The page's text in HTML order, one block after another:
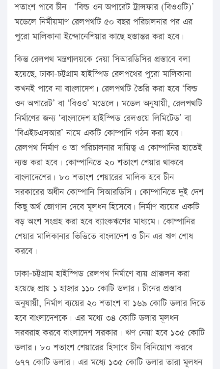
শতাংশ পাবে চীন। ‘বিল্ড ওন অপারেট ট্রান্সফার (বিওওটি)’
মডেলে নির্মীয়মাণ রেলপথটি ৫০ বছর পরিচালনার পর এর
পুরো মালিকানা ইন্দোনেশিয়ার কাছে হস্তান্তর করা হবে।
কিন্তু রেলপথ মন্ত্রণালয়কে দেয়া সিআরডিসির প্রস্তাবে বলা
হয়েছে, ঢাকা-চট্টগ্রাম হাইস্পিড রেলপথের পুরো মালিকানা
কখনই পাবে না বাংলাদেশ। রেলপথটি তৈরি করা হবে ‘বিল্ড
ওন অপারেট’ বা ‘বিওও’ মডেলে। মডেল অনুযায়ী, রেলপথটি
নির্মাণের জন্য ‘বাংলাদেশ হাইস্পিড রেলওয়ে লিমিটেড’ বা
‘বিএইচএসআর’ নামে একটি কোম্পানি গঠন করা হবে।
রেলপথ নির্মাণ ও তা পরিচালনার দায়িত্ব এ কোম্পানির হাতেই
ন্যস্ত করা হবে। কোম্পানিতে ২০ শতাংশ শেয়ার থাকবে
বাংলাদেশের। ৮০ শতাংশ শেয়ারের মালিক হবে চীন
সরকারের অধীন কোম্পানি সিআরডিসি। কোম্পানিতে দুই দেশ
কিছু অর্থ জোগান দেবে মূলধন হিসেবে। নির্মাণ ব্যয়ের একটি
বড় অংশ সংগ্রহ করা হবে ব্যাংকঋণের মাধ্যমে। কোম্পানির
শেয়ার মালিকানার ভিত্তিতে বাংলাদেশ ও চীন এর ঋণ শোধ
করবে।
ঢাকা-চট্টগ্রাম হাইস্পিড রেলপথ নির্মাণে ব্যয় প্রাক্কলন করা
হয়েছে প্রায় ১ হাজার ১১০ কোটি ডলার। চীনের প্রস্তাব
অনুযায়ী, নির্মাণ ব্যয়ের ২০ শতাংশ বা ১৬৯ কোটি ডলার দিতে
হবে বাংলাদেশকে। এর মধ্যে ৩৪ কোটি ডলার মূলধন
সরবরাহ করবে বাংলাদেশ সরকার। ঋণ নেয়া হবে ১৩৫ কোটি
ডলার। ৮০ শতাংশ শেয়ারের হিসাবে চীন বিনিয়োগ করবে
৬৭৭ কোটি ডলার। এর মধ্যে ১৩৫ কোটি ডলার তারা মূলধন